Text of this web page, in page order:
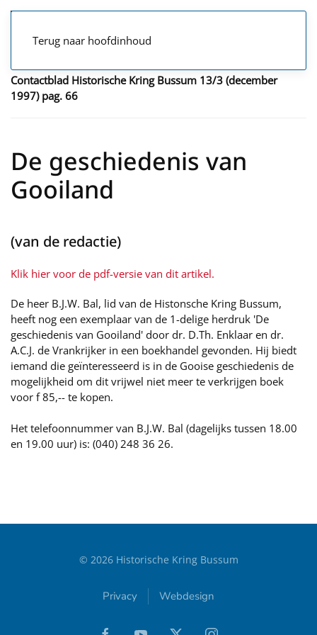
Terug naar hoofdinhoud
Contactblad Historische Kring Bussum 13/3 (december
1997) pag. 66
De geschiedenis van
Gooiland
(van de redactie)
Klik hier voor de pdf-versie van dit artikel.
De heer B.J.W. Bal, lid van de Histonsche Kring Bussum,
heeft nog een exemplaar van de 1-delige herdruk 'De
geschiedenis van Gooiland' door dr. D.Th. Enklaar en dr.
A.C.J. de Vrankrijker in een boekhandel gevonden. Hij biedt
iemand die geïnteresseerd is in de Gooise geschiedenis de
mogelijkheid om dit vrijwel niet meer te verkrijgen boek
voor f 85,-- te kopen.
Het telefoonnummer van B.J.W. Bal (dagelijks tussen 18.00
en 19.00 uur) is: (040) 248 36 26.
© 2026Historische Kring Bussum
Privacy Webdesign